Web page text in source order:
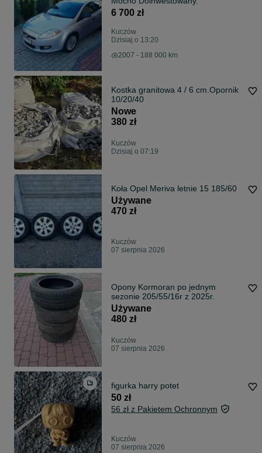
6 700 zł
Kuczów
Dzisiaj o 13:20
2007 - 188 000 km
Kostka granitowa 4 / 6 cm.Opornik
10/20/40
Nowe
380 zł
Kuczów
Dzisiaj o 07:19
Koła Opel Meriva letnie 15 185/60
Używane
470 zł
Kuczów
07 sierpnia 2026
Opony Kormoran po jednym
sezonie 205/55/16r z 2025r.
Używane
480 zł
Kuczów
07 sierpnia 2026
figurka harry potet
50 zł
56 zł z Pakietem Ochronnym
Kuczów
07 sierpnia 2026